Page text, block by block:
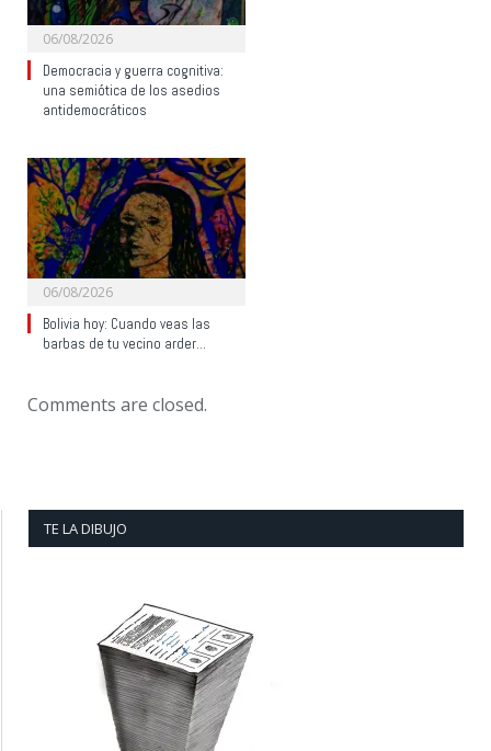
06/08/2026
Democracia y guerra cognitiva:
una semiótica de los asedios
antidemocráticos
06/08/2026
Bolivia hoy: Cuando veas las
barbas de tu vecino arder…
Comments are closed.
TE LA DIBUJO